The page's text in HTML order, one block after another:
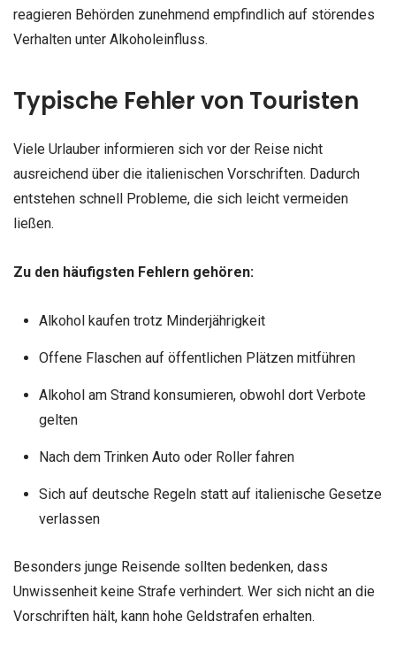
reagieren Behörden zunehmend empfindlich auf störendes
Verhalten unter Alkoholeinfluss.
Typische Fehler von Touristen
Viele Urlauber informieren sich vor der Reise nicht
ausreichend über die italienischen Vorschriften. Dadurch
entstehen schnell Probleme, die sich leicht vermeiden
ließen.
Zu den häufigsten Fehlern gehören:
Alkohol kaufen trotz Minderjährigkeit
Offene Flaschen auf öffentlichen Plätzen mitführen
Alkohol am Strand konsumieren, obwohl dort Verbote
gelten
Nach dem Trinken Auto oder Roller fahren
Sich auf deutsche Regeln statt auf italienische Gesetze
verlassen
Besonders junge Reisende sollten bedenken, dass
Unwissenheit keine Strafe verhindert. Wer sich nicht an die
Vorschriften hält, kann hohe Geldstrafen erhalten.